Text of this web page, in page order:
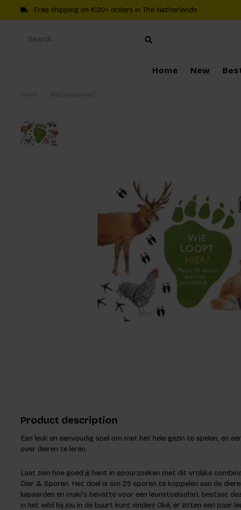
Free shipping on €20+ orders in The Netherlands
Home New
Product description
Een leuk en eenvoudig spel om met het hele gezin te spelen, en
over dieren te leren.
Laat zien hoe goed jij bent in spoorzoeken met dit vrolijke
Dier & Sporen. Het doel is om 25 sporen te koppelen aan de
luipaarden en maki’s bevatte voor een leunstoelsafari, bestaat
in het wild bij jou in de buurt kunt vinden! Oké, er zitten een paar